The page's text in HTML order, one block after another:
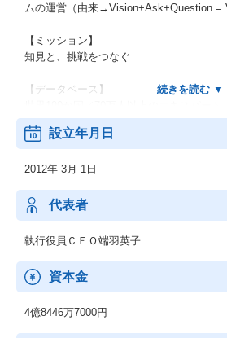
ムの運営（由来→Vision+Ask+Question =
【ミッション】
知見と、挑戦をつなぐ
【データベース】
するメンバー）の知見をマッチングする
ーバルに運営しています。
【サービス】
「インタビュー」
業界・職域の〖生の声〗を1時間単位で収集
「オンラインサーベイ」
「テキスト回答」
【組織】
設立年月日
2012年 3月 1日
代表者
執行役員ＣＥＯ端羽英子
資本金
4億8446万7000円